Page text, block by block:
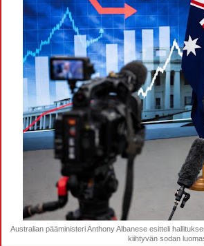
Australian pääministeri Anthony Albanese esitteli
kiihtyvän sodan